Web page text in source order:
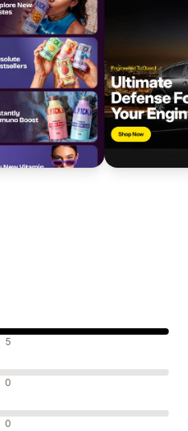
5
0
0